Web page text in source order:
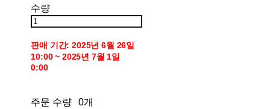
수량
판매 기간: 2025년 6월 26일
10:00 ~ 2025년 7월 1일
0:00
주문 수량
0개